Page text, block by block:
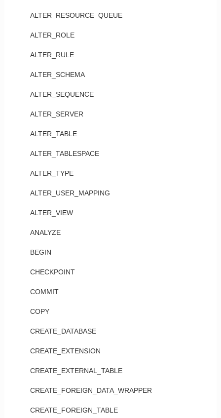
ALTER_RESOURCE_QUEUE
ALTER_ROLE
ALTER_RULE
ALTER_SCHEMA
ALTER_SEQUENCE
ALTER_SERVER
ALTER_TABLE
ALTER_TABLESPACE
ALTER_TYPE
ALTER_USER_MAPPING
ALTER_VIEW
ANALYZE
BEGIN
CHECKPOINT
COMMIT
COPY
CREATE_DATABASE
CREATE_EXTENSION
CREATE_EXTERNAL_TABLE
CREATE_FOREIGN_DATA_WRAPPER
CREATE_FOREIGN_TABLE